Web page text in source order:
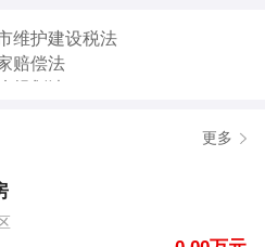
售好房】的二手房信息
业农村局】的二手房信息
维护建设税法
赔偿法
法
房地产管理法
法
更多